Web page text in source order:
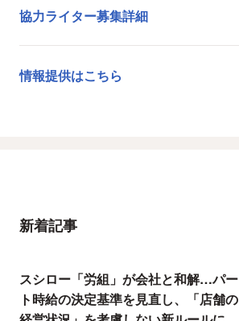
協力ライター募集詳細
情報提供はこちら
新着記事
スシロー「労組」が会社と和解…パー
ト時給の決定基準を見直し、「店舗の